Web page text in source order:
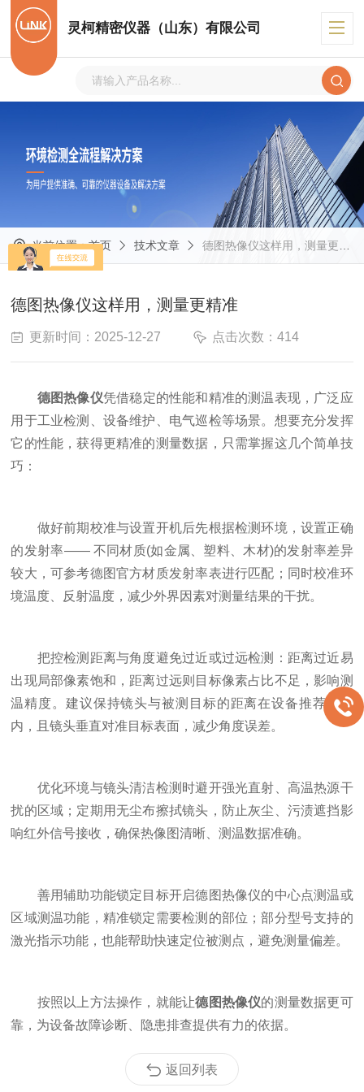
灵柯精密仪器（山东）有限公司
当前位置：首页 技术文章 德图热像仪这样用，测量更精准
德图热像仪这样用，测量更精准
更新时间：2025-12-27 点击次数：414
德图热像仪凭借稳定的性能和精准的测温表现，广泛应
用于工业检测、设备维护、电气巡检等场景。想要充分发挥
它的性能，获得更精准的测量数据，只需掌握这几个简单技
巧：
做好前期校准与设置开机后先根据检测环境，设置正确
的发射率—— 不同材质(如金属、塑料、木材)的发射率差异
较大，可参考德图官方材质发射率表进行匹配；同时校准环
境温度、反射温度，减少外界因素对测量结果的干扰。
把控检测距离与角度避免过近或过远检测：距离过近易
出现局部像素饱和，距离过远则目标像素占比不足，影响测
温精度。建议保持镜头与被测目标的距离在设备推荐范围
内，且镜头垂直对准目标表面，减少角度误差。
优化环境与镜头清洁检测时避开强光直射、高温热源干
扰的区域；定期用无尘布擦拭镜头，防止灰尘、污渍遮挡影
响红外信号接收，确保热像图清晰、测温数据准确。
善用辅助功能锁定目标开启德图热像仪的中心点测温或
区域测温功能，精准锁定需要检测的部位；部分型号支持的
激光指示功能，也能帮助快速定位被测点，避免测量偏差。
按照以上方法操作，就能让德图热像仪的测量数据更可
靠，为设备故障诊断、隐患排查提供有力的依据。
返回列表